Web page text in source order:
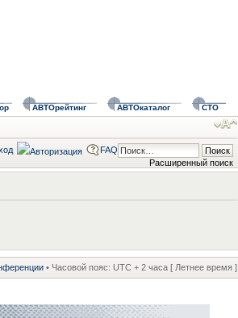
АВТОрейтинг АВТОкаталог СТО
Расширенный поиск
FAQ
• Часовой пояс: UTC + 2 часа [ Летнее время ]